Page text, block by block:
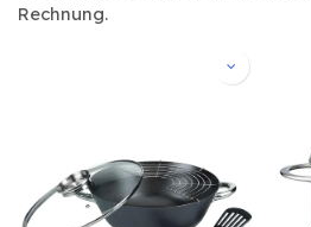
Rechnung.